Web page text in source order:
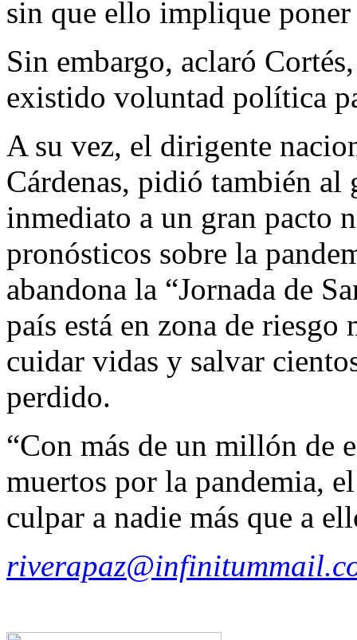
sin que ello implique
Sin embargo, aclaró
existido voluntad política
A su vez, el dirigente
Cárdenas, pidió también
inmediato a un gran pacto
pronósticos sobre la
abandona la “Jornada de
país está en zona de
cuidar vidas y salvar
perdido.
“Con más de un millón de
muertos por la pandemia,
culpar a nadie más que a